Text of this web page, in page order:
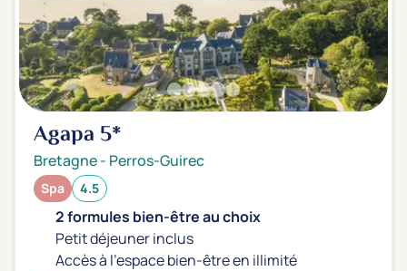
Agapa 5*
Bretagne- Perros-Guirec
Spa 4.5
2 formules bien-être au choix
Petit déjeuner inclus
Accès à l'espace bien-être en illimité